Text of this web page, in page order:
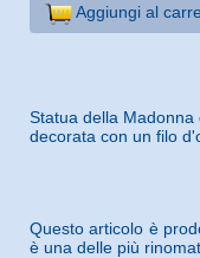
Aggiungi al
Statua della
decorata con un filo
Questo articolo è
è una delle più